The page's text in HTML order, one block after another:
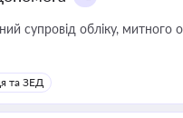
супровід обліку, митного
та ЗЕД